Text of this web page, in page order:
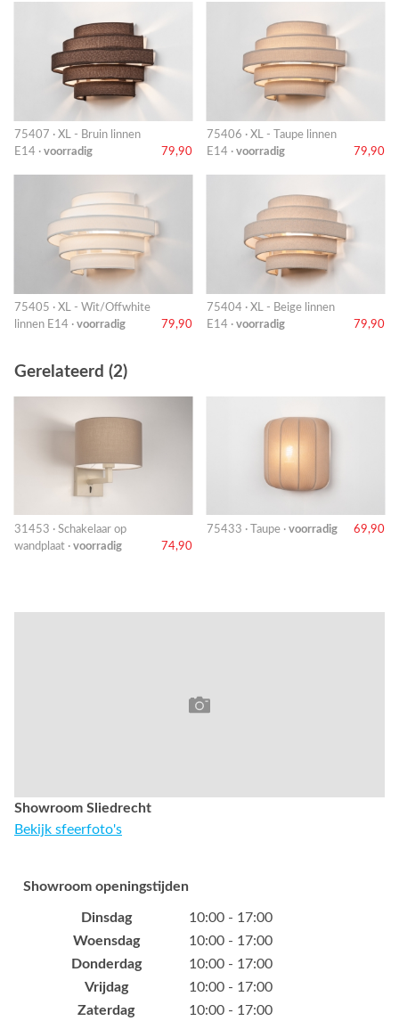
75407 · XL - Bruin linnen
E14 · voorradig 79,90
75406 · XL - Taupe linnen
E14 · voorradig 79,90
75405 · XL - Wit/Offwhite
linnen E14 · voorradig 79,90
75404 · XL - Beige linnen
E14 · voorradig 79,90
Gerelateerd (2)
31453 · Schakelaar op
wandplaat · voorradig 74,90
75433 · Taupe · voorradig 69,90
Showroom Sliedrecht
Bekijk sfeerfoto's
Showroom openingstijden
Dinsdag
10:00 - 17:00
Woensdag
10:00 - 17:00
Donderdag
10:00 - 17:00
Vrijdag
10:00 - 17:00
Zaterdag
10:00 - 17:00